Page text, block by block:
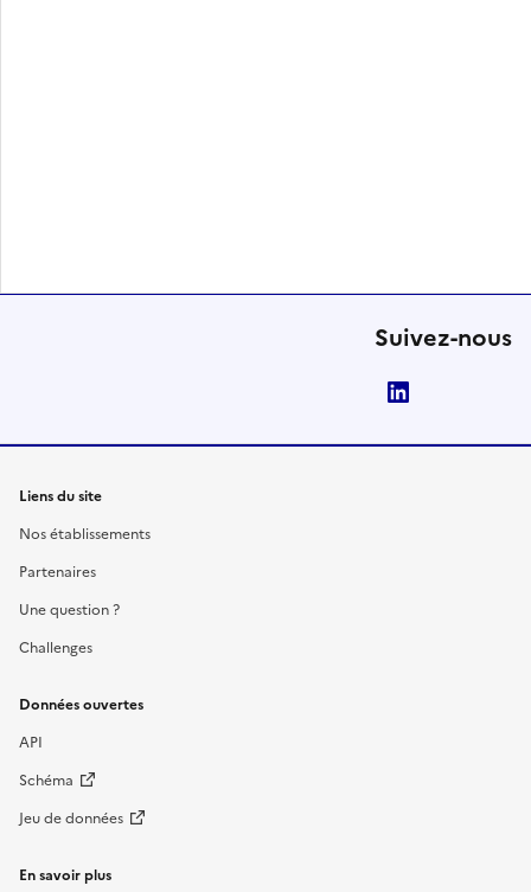
Suivez-nous
Liens du site
Nos établissements
Partenaires
Une question ?
Challenges
Données ouvertes
API
Schéma
Jeu de données
En savoir plus